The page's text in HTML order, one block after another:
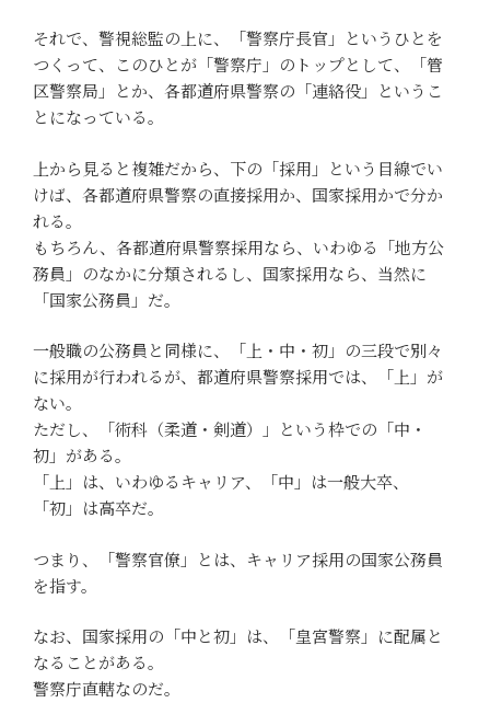
それで、警視総監の上に、「警察庁長官」というひとを
つくって、このひとが「警察庁」のトップとして、「管
区警察局」とか、各都道府県警察の「連絡役」というこ
とになっている。
上から見ると複雑だから、下の「採用」という目線でい
けば、各都道府県警察の直接採用か、国家採用かで分か
れる。
もちろん、各都道府県警察採用なら、いわゆる「地方公
務員」のなかに分類されるし、国家採用なら、当然に
「国家公務員」だ。
一般職の公務員と同様に、「上・中・初」の三段で別々
に採用が行われるが、都道府県警察採用では、「上」が
ない。
ただし、「術科（柔道・剣道）」という枠での「中・
初」がある。
「上」は、いわゆるキャリア、「中」は一般大卒、
「初」は高卒だ。
つまり、「警察官僚」とは、キャリア採用の国家公務員
を指す。
なお、国家採用の「中と初」は、「皇宮警察」に配属と
なることがある。
警察庁直轄なのだ。